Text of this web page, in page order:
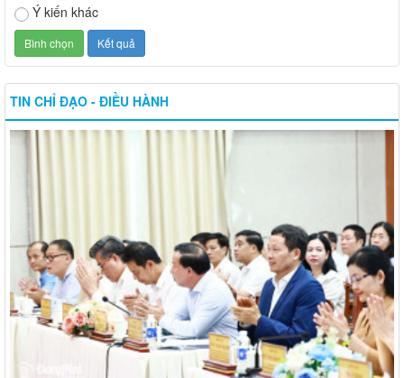
Ý kiến khác
TIN CHỈ ĐẠO - ĐIỀU HÀNH